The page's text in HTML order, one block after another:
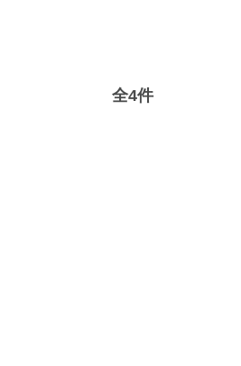
全4件